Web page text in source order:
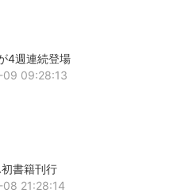
4週連続登場
09:28:13
書籍刊行
21:28:14